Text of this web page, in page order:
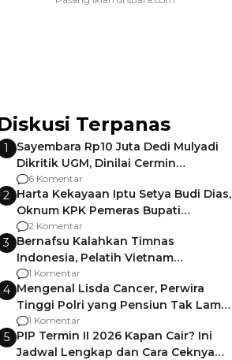
Terpanas
1
Sayembara Rp10 Juta Dedi Mulyadi
Dikritik UGM, Dinilai Cermin
Gagalnya Negara Jamin Keamanan
6 Komentar
2 Harta Kekayaan Iptu Setya Budi Dias,
Oknum KPK Pemeras Bupati
Pemalang
2 Komentar
3 Bernafsu Kalahkan Timnas
Indonesia, Pelatih Vietnam
Berencana Pakai Jimat di Pakansari
1 Komentar
4 Mengenal Lisda Cancer, Perwira
Tinggi Polri yang Pensiun Tak Lama
Usai Jadi Brigjen
1 Komentar
5 PIP Termin II 2026 Kapan Cair? Ini
Jadwal Lengkap dan Cara Ceknya